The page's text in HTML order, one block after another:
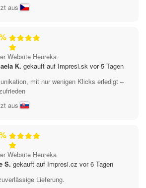
aus
Website Heureka
K. gekauft auf Impresi.sk vor 5 Tagen
mit nur wenigen Klicks erledigt –
aus
Website Heureka
S. gekauft auf Impresi.cz vor 6 Tagen
Lieferung.